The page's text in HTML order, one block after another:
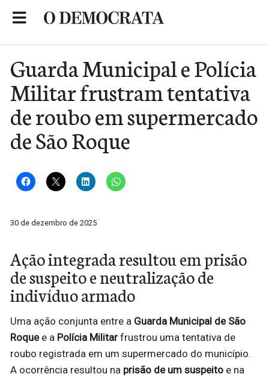
Guarda Municipal e Polícia
Militar frustram tentativa
de roubo em supermercado
de São Roque
30 de dezembro de 2025
Ação integrada resultou em prisão
de suspeito e neutralização de
indivíduo armado
Uma ação conjunta entre a Guarda Municipal de São
Roquee a Polícia Militar frustrou uma tentativa de
roubo registrada em um supermercado do município.
A ocorrência resultou na prisão de um suspeito e na